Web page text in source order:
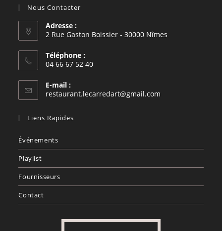
Nous Contacter
Adresse :
2 Rue Gaston Boissier - 30000 Nîmes
Téléphone :
04 66 67 52 40
E-mail :
restaurant.lecarredart@gmail.com
Liens Rapides
Événements
Playlist
Fournisseurs
Contact